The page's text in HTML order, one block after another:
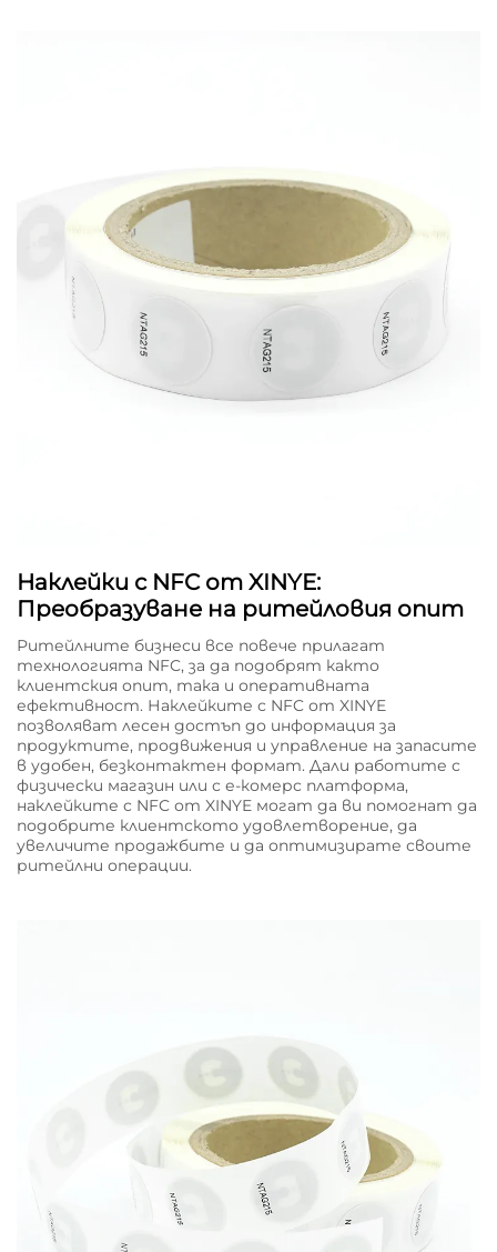
Наклейки с NFC от XINYE:
Преобразуване на ритейловия опит
Ритейлните бизнеси все повече прилагат
технологията NFC, за да подобрят както
клиентския опит, така и оперативната
ефективност. Наклейките с NFC от XINYE
позволяват лесен достъп до информация за
продуктите, продвижения и управление на запасите
в удобен, безконтактен формат. Дали работите с
физически магазин или с е-комерс платформа,
наклейките с NFC от XINYE могат да ви помогнат да
подобрите клиентското удовлетворение, да
увеличите продажбите и да оптимизирате своите
ритейлни операции.